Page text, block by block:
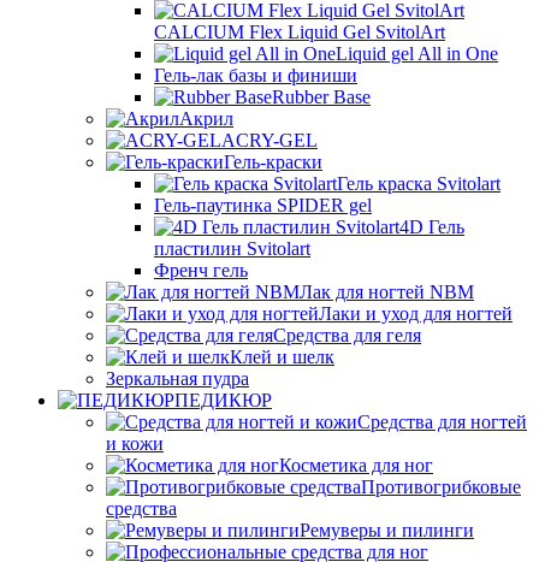
CALCIUM Flex Liquid Gel SvitolArt
Liquid gel All in One
Гель-лак базы и финиши
Rubber Base
Акрил
ACRY-GEL
Гель-краски
Гель краска Svitolart
Гель-паутинка SPIDER gel
4D Гель
пластилин Svitolart
Френч гель
Лак для ногтей NBM
Лаки и уход для ногтей
Средства для геля
Клей и шелк
Зеркальная пудра
ПЕДИКЮР
Средства для ногтей
и кожи
Косметика для ног
Противогрибковые
средства
Ремуверы и пилинги